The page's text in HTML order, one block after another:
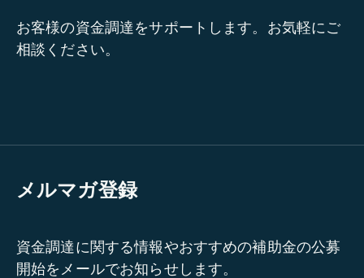
お客様の資金調達をサポートします。お気軽にご
相談ください。
メルマガ登録
資金調達に関する情報やおすすめの補助金の公募
開始をメールでお知らせします。